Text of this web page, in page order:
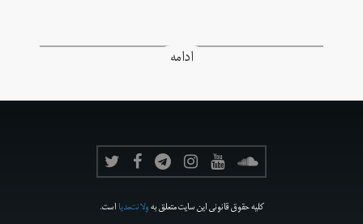
ادامه
کلیه حقوق قانونی این سایت متعلق بهولانت‌مدیااست.